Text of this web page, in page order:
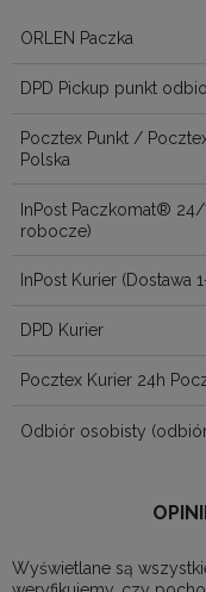
ORLEN Paczka
DPD Pickup punkt
Pocztex Punkt /
Polska
InPost Paczkomat®
robocze)
InPost Kurier (Dostawa
DPD Kurier
Pocztex Kurier 24h
Odbiór osobisty
Wyświetlane są